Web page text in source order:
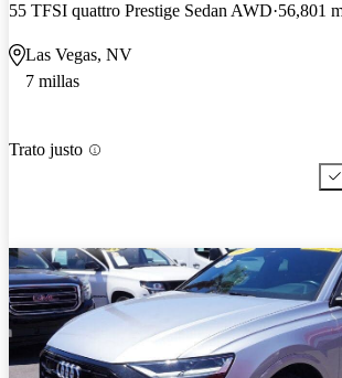
55 TFSI quattro Prestige Sedan AWD 56,801
Las Vegas, NV
7 millas
Trato justo